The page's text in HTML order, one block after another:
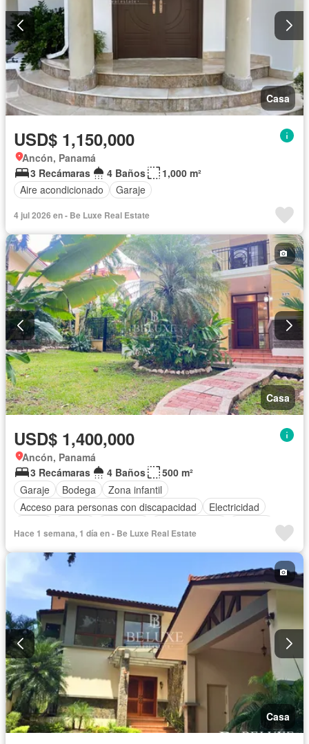
Casa
USD$ 1,150,000
Ancón, Panamá
3 Recámaras
4 Baños
1,000 m²
Aire acondicionado
Garaje
4 jul 2026 en - Be Luxe Real Estate
Casa
USD$ 1,400,000
Ancón, Panamá
3 Recámaras
4 Baños
500 m²
Garaje
Bodega
Zona infantil
Acceso para personas con discapacidad
Electricidad
Jacuzzi
Gas natural Seguridad
Cuarto de servicio
Piscina
Cancha de tenis
Hace 1 semana, 1 día en - Be Luxe Real Estate
Casa